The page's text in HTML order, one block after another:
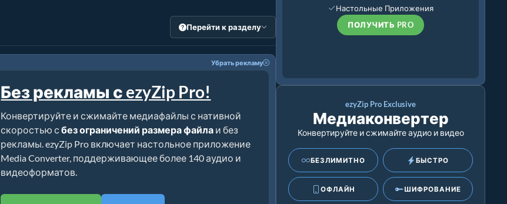
Перейти к разделу
Убрать рекламу
Без рекламы с ezyZip Pro!
Конвертируйте и сжимайте медиафайлы с нативной
скоростью сбез ограничений размера файла и без
рекламы. ezyZip Pro включает настольное приложение
Media Converter, поддерживающее более 140 аудио и
видеоформатов.
Настольные Приложения
ПОЛУЧИТЬ PRO
ezyZip Pro Exclusive
Медиаконвертер
Конвертируйте и сжимайте аудио и видео
БЕЗЛИМИТНО БЫСТРО
ОФЛАЙН ШИФРОВАНИЕ